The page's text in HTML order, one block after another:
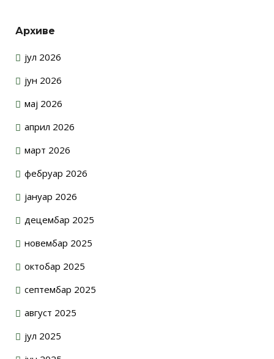
Архиве
јул 2026
јун 2026
мај 2026
април 2026
март 2026
фебруар 2026
јануар 2026
децембар 2025
новембар 2025
октобар 2025
септембар 2025
август 2025
јул 2025